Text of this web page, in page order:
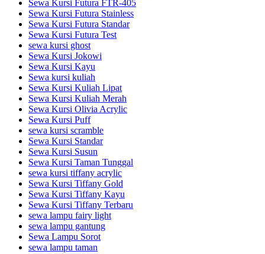
Sewa Kursi Futura FTR-405
Sewa Kursi Futura Stainless
Sewa Kursi Futura Standar
Sewa Kursi Futura Test
sewa kursi ghost
Sewa Kursi Jokowi
Sewa Kursi Kayu
Sewa kursi kuliah
Sewa Kursi Kuliah Lipat
Sewa Kursi Kuliah Merah
Sewa Kursi Olivia Acrylic
Sewa Kursi Puff
sewa kursi scramble
Sewa Kursi Standar
Sewa Kursi Susun
Sewa Kursi Taman Tunggal
sewa kursi tiffany acrylic
Sewa Kursi Tiffany Gold
Sewa Kursi Tiffany Kayu
Sewa Kursi Tiffany Terbaru
sewa lampu fairy light
sewa lampu gantung
Sewa Lampu Sorot
sewa lampu taman